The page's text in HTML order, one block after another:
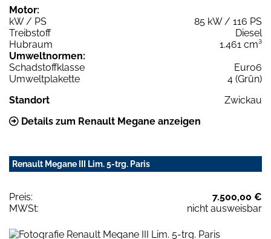
Motor:
kW / PS
85 kW / 116 PS
Treibstoff
Diesel
Hubraum
1.461 cm³
Umweltnormen:
Schadstoffklasse
Euro6
Umweltplakette
4 (Grün)
Standort
Zwickau
Details zum Renault Megane anzeigen
Renault Megane III Lim. 5-trg. Paris
Preis:
7.500,00 €
MWSt:
nicht ausweisbar